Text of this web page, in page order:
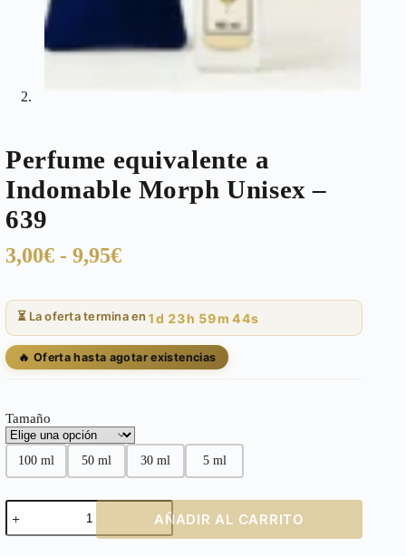
Perfume equivalente a
Indomable Morph Unisex –
639
3,00€ - 9,95€Rango
precios:
desde
3,00€
hasta
⏳ La oferta termina en 1d 23h 59m 44s
🔥 Oferta hasta agotar existencias
Tamaño
100 ml 50 ml 30 ml 5 ml
Perfume
equivalente
a
AÑADIR AL CARRITO